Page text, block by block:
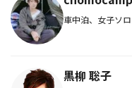
車中泊、女子ソ
黒柳 聡子